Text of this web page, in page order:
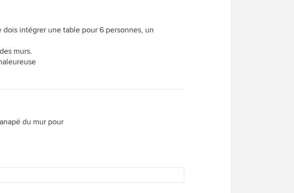
intégrer une table pour 6 personnes, un
murs.
du mur pour